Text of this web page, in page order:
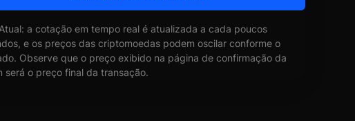
a cotação em tempo real é atualizada a cada poucos
e os preços das criptomoedas podem oscilar conforme o
Observe que o preço exibido na página de confirmação da
será o preço final da transação.